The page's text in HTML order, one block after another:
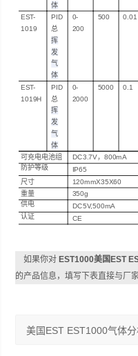
体
EST-
1019
PID
总
挥
发
气
体
0-
200
500 0.01
EST-
1019H
PID
总
挥
发
气
体
0-
2000
5000 0.1
可充电电池组 DC3.7V，800mA
防护等级
IP65
尺寸
120mmX35X60
重量
350g
供电
DC5V,500mA
认证
CE
如果你对 EST1000美国EST
的产品信息，填写下表直接与厂家